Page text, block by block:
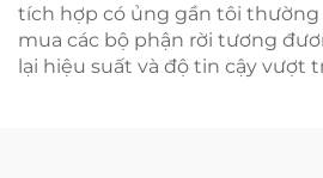
tích hợp có ủng gần tôi thường
mua các bộ phận rời tương
lại hiệu suất và độ tin cậy vượt